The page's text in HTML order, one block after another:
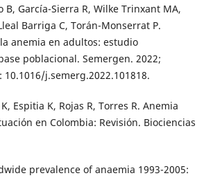
B, García-Sierra R, Wilke Trinxant MA,
Barriga C, Torán-Monserrat P.
anemia en adultos: estudio
poblacional. Semergen. 2022;
10.1016/j.semerg.2022.101818.
Espitia K, Rojas R, Torres R. Anemia
en Colombia: Revisión. Biociencias
prevalence of anaemia 1993-2005: